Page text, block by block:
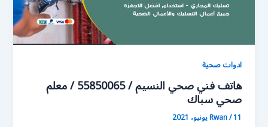
ادوات صحية
هاتف فني صحي النسيم / 55850065 / معلم
صحي سباك
Rwan/11 يونيو، 2021